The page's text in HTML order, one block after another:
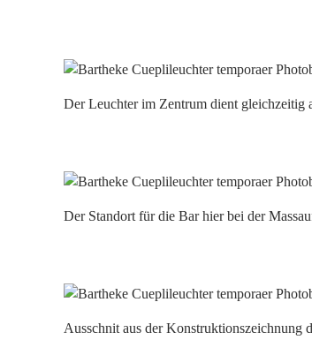
Der Leuchter im Zentrum dient gleichzeitig
Der Standort für die Bar hier bei der
Ausschnit aus der Konstruktionszeichnung